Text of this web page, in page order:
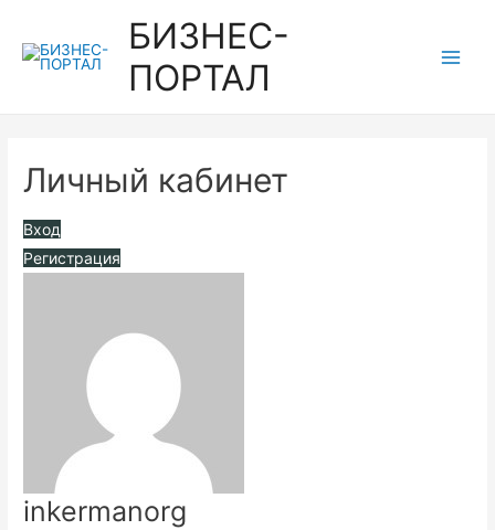
содержимому
БИЗНЕС-
ПОРТАЛ
Личный кабинет
Вход
Регистрация
inkermanorg